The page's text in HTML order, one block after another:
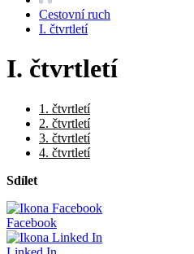
Cestovní ruch
I. čtvrtletí
I. čtvrtletí
1. čtvrtletí
2. čtvrtletí
3. čtvrtletí
4. čtvrtletí
Sdílet
Facebook